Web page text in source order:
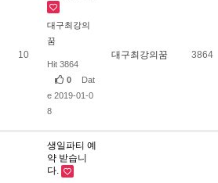
10
대구최강의
꿈
Hit 3864
0
Dat
e 2019-01-0
8
대구최강의꿈 3864
생일파티 예
약 받습니
다.